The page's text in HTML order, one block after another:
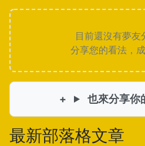
目前還沒有夢友
分享您的看法，
也來分享你
最新部落格文章